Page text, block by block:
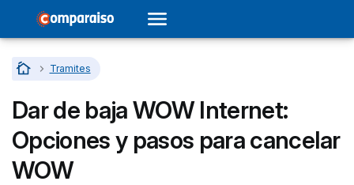
Home
…
Tramites
Dar de baja WOW Internet:
Opciones y pasos para cancelar
WOW